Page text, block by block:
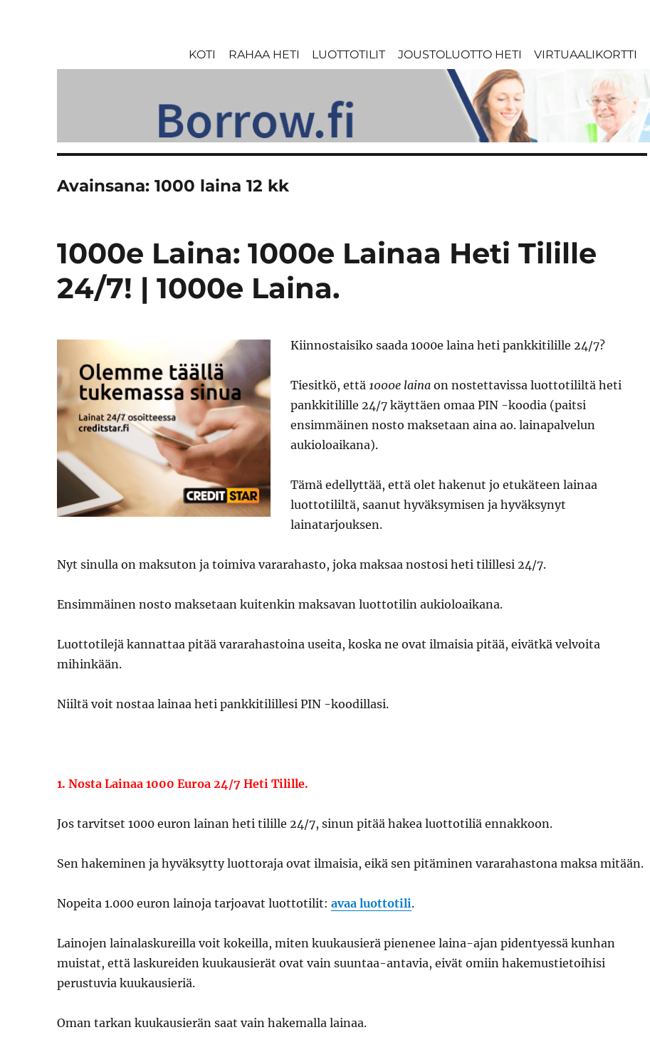
KOTI RAHAA HETI LUOTTOTILIT JOUSTOLUOTTO HETI VIRTUAALIKORTTI
Avainsana:1000 laina 12 kk
1000e Laina: 1000e Lainaa Heti Tilille
24/7! | 1000e Laina.
Kiinnostaisiko saada 1000e laina heti pankkitilille 24/7?
Tiesitkö, että 1000e laina on nostettavissa luottotililtä heti
pankkitilille 24/7 käyttäen omaa PIN -koodia (paitsi
ensimmäinen nosto maksetaan aina ao. lainapalvelun
aukioloaikana).
Tämä edellyttää, että olet hakenut jo etukäteen lainaa
luottotililtä, saanut hyväksymisen ja hyväksynyt
lainatarjouksen.
Nyt sinulla on maksuton ja toimiva vararahasto, joka maksaa nostosi heti tilillesi 24/7.
Ensimmäinen nosto maksetaan kuitenkin maksavan luottotilin aukioloaikana.
Luottotilejä kannattaa pitää vararahastoina useita, koska ne ovat ilmaisia pitää, eivätkä velvoita
mihinkään.
Niiltä voit nostaa lainaa heti pankkitilillesi PIN -koodillasi.
1. Nosta Lainaa 1000 Euroa 24/7 Heti Tilille.
Jos tarvitset 1000 euron lainan heti tilille 24/7, sinun pitää hakea luottotiliä ennakkoon.
Sen hakeminen ja hyväksytty luottoraja ovat ilmaisia, eikä sen pitäminen vararahastona maksa mitään.
Nopeita 1.000 euron lainoja tarjoavat luottotilit:avaa luottotili.
Lainojen lainalaskureilla voit kokeilla, miten kuukausierä pienenee laina-ajan pidentyessä kunhan
muistat, että laskureiden kuukausierät ovat vain suuntaa-antavia, eivät omiin hakemustietoihisi
perustuvia kuukausieriä.
Oman tarkan kuukausierän saat vain hakemalla lainaa.